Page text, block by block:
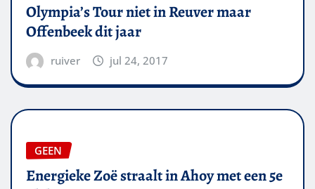
Olympia’s Tour niet in Reuver maar
Offenbeek dit jaar
ruiver jul 24, 2017
GEEN
Energieke Zoë straalt in Ahoy met een 5e